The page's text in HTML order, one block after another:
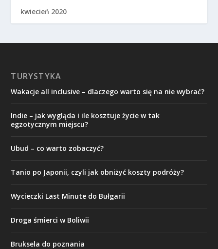
kwiecień 2020
TURYSTYKA
Wakacje all inclusive – dlaczego warto się na nie wybrać?
Indie – jak wygląda i ile kosztuje życie w tak
egzotycznym miejscu?
Ubud – co warto zobaczyć?
Tanio po Japonii, czyli jak obniżyć koszty podróży?
Wycieczki Last Minute do Bułgarii
Droga śmierci w Boliwii
Bruksela do poznania